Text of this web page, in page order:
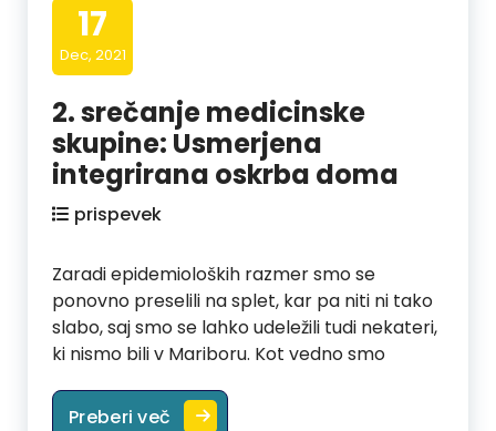
17
Dec, 2021
2. srečanje medicinske
skupine: Usmerjena
integrirana oskrba doma
prispevek
Zaradi epidemioloških razmer smo se
ponovno preselili na splet, kar pa niti ni tako
slabo, saj smo se lahko udeležili tudi nekateri,
ki nismo bili v Mariboru. Kot vedno smo
Preberi več 2. srečanje medicinske skupine: